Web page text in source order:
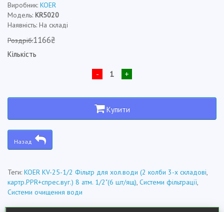
Виробник: KOER
Модель: KR5020
Наявність: На складі
Роздріб:1166₴
Кількість
- +
Купити
Назад
Теги: KOER KV-25-1/2 Фільтр для хол.води (2 колби 3-х складові,
картр.PPR+спрес.вуг.) 8 атм. 1/2"(6 шт/ящ), Системи фільтрації,
Системи очищення води